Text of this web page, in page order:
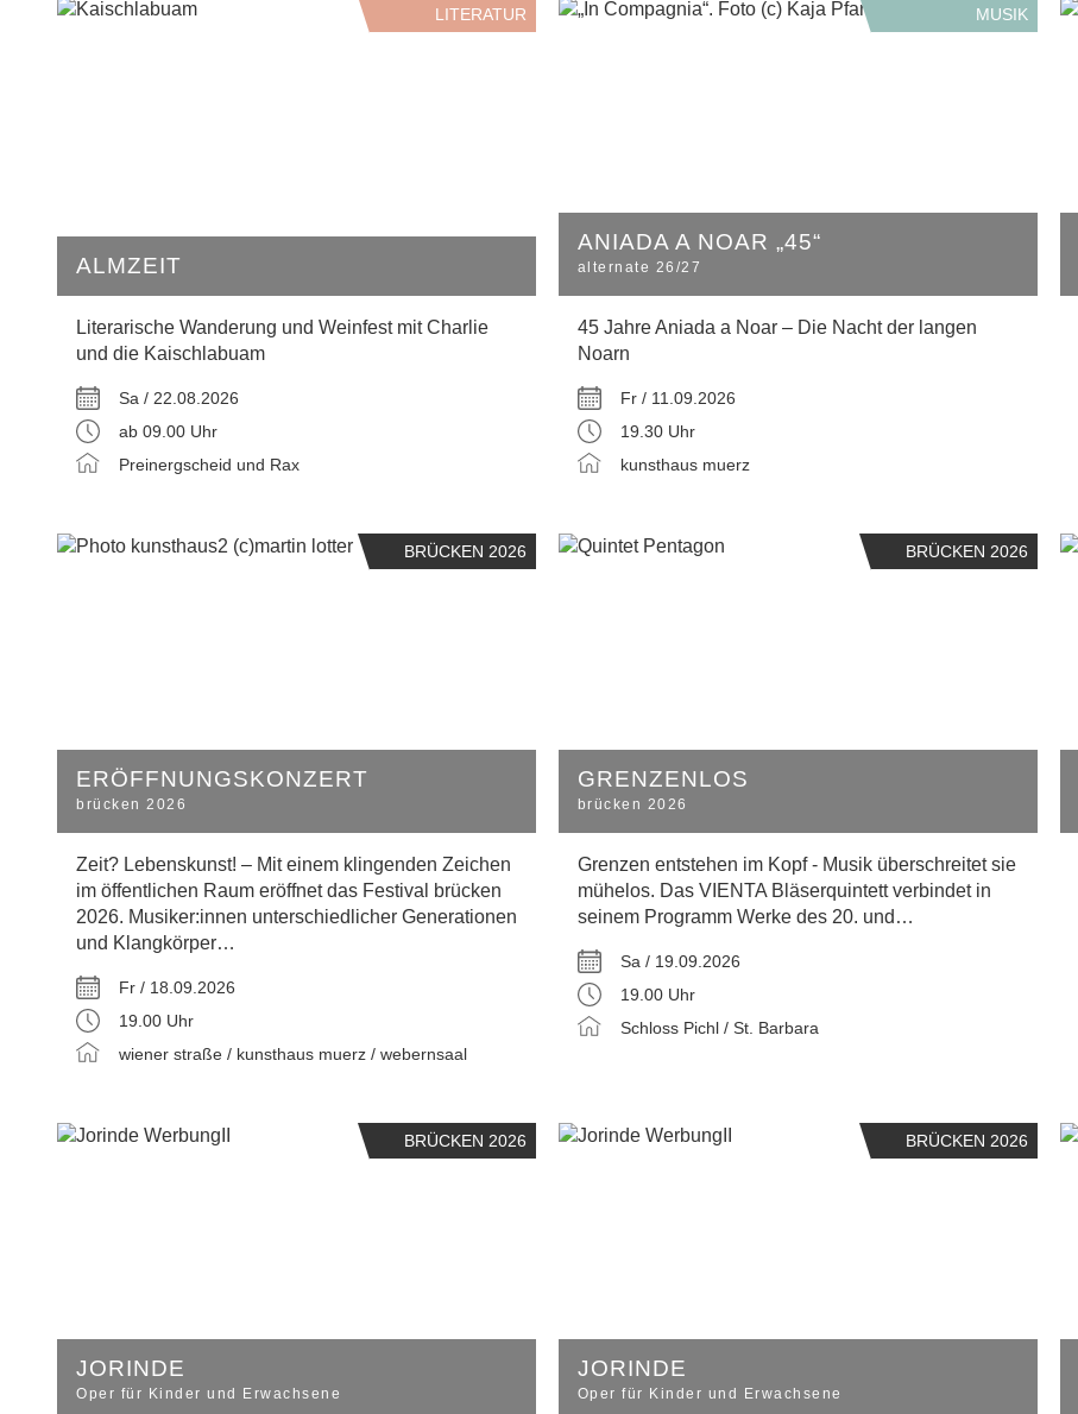
LITERATUR
ALMZEIT
Literarische Wanderung und Weinfest mit Charlie
und die Kaischlabuam
Sa / 22.08.2026
ab 09.00 Uhr
Preinergscheid und Rax
MUSIK
ANIADA A NOAR „45“
alternate 26/27
45 Jahre Aniada a Noar – Die Nacht der langen
Noarn
Fr / 11.09.2026
19.30 Uhr
kunsthaus muerz
BRÜCKEN 2026
ERÖFFNUNGSKONZERT
brücken 2026
Zeit? Lebenskunst! – Mit einem klingenden Zeichen
im öffentlichen Raum eröffnet das Festival brücken
2026. Musiker:innen unterschiedlicher Generationen
und Klangkörper…
Fr / 18.09.2026
19.00 Uhr
wiener straße / kunsthaus muerz / webernsaal
BRÜCKEN 2026
GRENZENLOS
brücken 2026
Grenzen entstehen im Kopf - Musik überschreitet sie
mühelos. Das VIENTA Bläserquintett verbindet in
seinem Programm Werke des 20. und…
Sa / 19.09.2026
19.00 Uhr
Schloss Pichl / St. Barbara
BRÜCKEN 2026
JORINDE
Oper für Kinder und Erwachsene
BRÜCKEN 2026
JORINDE
Oper für Kinder und Erwachsene